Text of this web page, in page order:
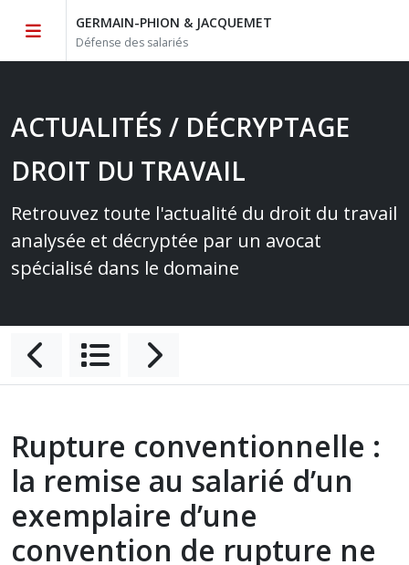
GERMAIN-PHION & JACQUEMET
Défense des salariés
ACTUALITÉS / DÉCRYPTAGE
DROIT DU TRAVAIL
Retrouvez toute l'actualité du droit du travail
analysée et décryptée par un avocat
spécialisé dans le domaine
Rupture conventionnelle :
la remise au salarié d’un
exemplaire d’une
convention de rupture ne